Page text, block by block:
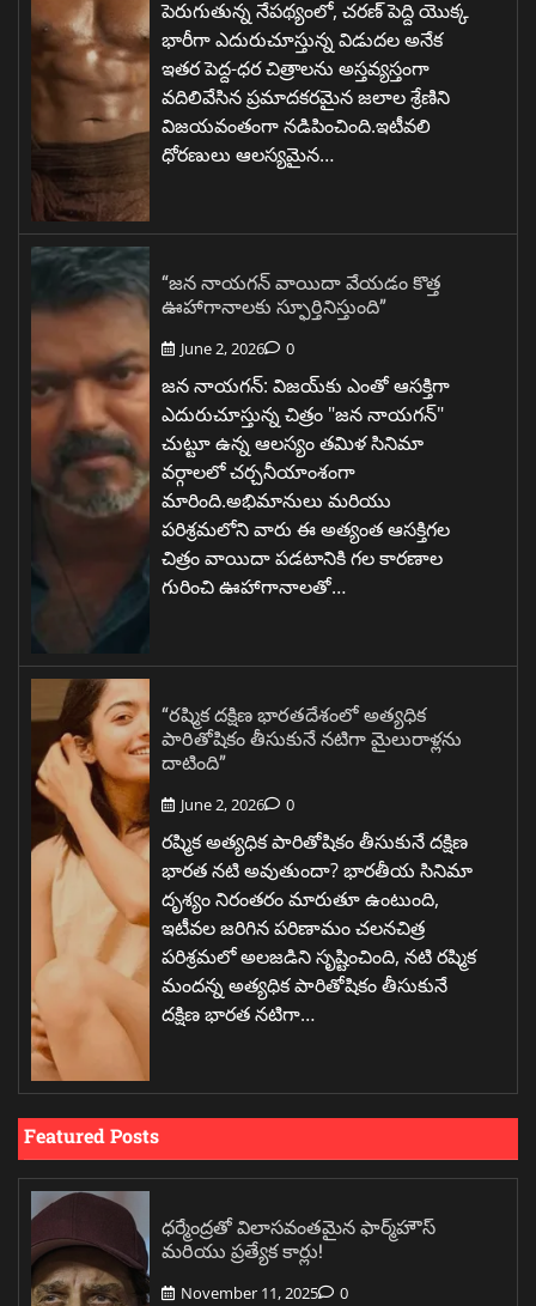
పెరుగుతున్న నేపథ్యంలో, చరణ్ పెద్ది యొక్క
భారీగా ఎదురుచూస్తున్న విడుదల అనేక
ఇతర పెద్ద-ధర చిత్రాలను అస్తవ్యస్తంగా
వదిలివేసిన ప్రమాదకరమైన జలాల శ్రేణిని
విజయవంతంగా నడిపించింది.ఇటీవలి
ధోరణులు ఆలస్యమైన…
“జన నాయగన్ వాయిదా వేయడం కొత్త
ఊహాగానాలకు స్ఫూర్తినిస్తుంది”
June 2, 2026 0
జన నాయగన్: విజయ్‌కు ఎంతో ఆసక్తిగా
ఎదురుచూస్తున్న చిత్రం "జన నాయగన్"
చుట్టూ ఉన్న ఆలస్యం తమిళ సినిమా
వర్గాలలో చర్చనీయాంశంగా
మారింది.అభిమానులు మరియు
పరిశ్రమలోని వారు ఈ అత్యంత ఆసక్తిగల
చిత్రం వాయిదా పడటానికి గల కారణాల
గురించి ఊహాగానాలతో…
“రష్మిక దక్షిణ భారతదేశంలో అత్యధిక
పారితోషికం తీసుకునే నటిగా మైలురాళ్లను
దాటింది”
June 2, 2026 0
రష్మిక అత్యధిక పారితోషికం తీసుకునే దక్షిణ
భారత నటి అవుతుందా? భారతీయ సినిమా
దృశ్యం నిరంతరం మారుతూ ఉంటుంది,
ఇటీవల జరిగిన పరిణామం చలనచిత్ర
పరిశ్రమలో అలజడిని సృష్టించింది, నటి రష్మిక
మందన్న అత్యధిక పారితోషికం తీసుకునే
దక్షిణ భారత నటిగా…
Featured Posts
ధర్మేంద్రతో విలాసవంతమైన ఫార్మ్‌హౌస్
మరియు ప్రత్యేక కార్లు!
November 11, 2025 0